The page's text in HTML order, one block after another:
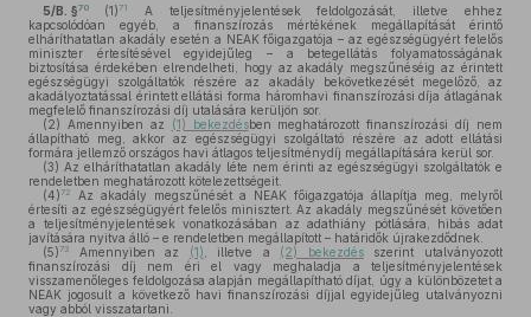
5/B. §70 (1)71
A teljesítményjelentések feldolgozását, illetve ehhez
kapcsolódóan egyéb, a finanszírozás mértékének megállapítását érintő
elháríthatatlan akadály esetén a NEAK főigazgatója – az egészségügyért felelős
miniszter értesítésével egyidejűleg – a betegellátás folyamatosságának
biztosítása érdekében elrendelheti, hogy az akadály megszűnéséig az érintett
egészségügyi szolgáltatók részére az akadály bekövetkezését megelőző, az
akadályoztatással érintett ellátási forma háromhavi finanszírozási díja átlagának
megfelelő finanszírozási díj utalására kerüljön sor.
(2) Amennyiben az (1) bekezdésben meghatározott finanszírozási díj nem
állapítható meg, akkor az egészségügyi szolgáltató részére az adott ellátási
formára jellemző országos havi átlagos teljesítménydíj megállapítására kerül sor.
(3) Az elháríthatatlan akadály léte nem érinti az egészségügyi szolgáltatók e
rendeletben meghatározott kötelezettségeit.
(4)72
Az akadály megszűnését a NEAK főigazgatója állapítja meg, melyről
értesíti az egészségügyért felelős minisztert. Az akadály megszűnését követően
a teljesítményjelentések vonatkozásában az adathiány pótlására, hibás adat
javítására nyitva álló – e rendeletben megállapított – határidők újrakezdődnek.
(5)73 Amennyiben az (1) , illetve a (2) bekezdésszerint utalványozott
finanszírozási díj nem éri el vagy meghaladja a teljesítményjelentések
visszamenőleges feldolgozása alapján megállapítható díjat, úgy a különbözetet a
NEAK jogosult a következő havi finanszírozási díjjal egyidejűleg utalványozni
vagy abból visszatartani.